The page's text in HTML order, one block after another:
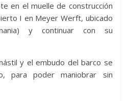
en el muelle de construcción
I en Meyer Werft, ubicado
y continuar con su
y el embudo del barco se
para poder maniobrar sin